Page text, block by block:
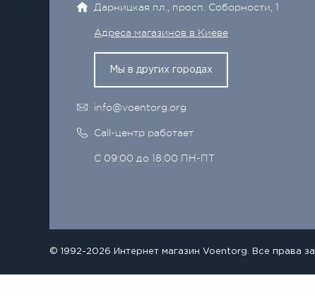
Дарницкая пл., просп. Соборности, 1
Адреса магазинов в Киеве
Мы в других городах
info@voentorg.org
Call-центр работает
С 09:00 до 18:00 ПН-ПТ
© 1992-2026 Интернет магазин Voentorg. Все права